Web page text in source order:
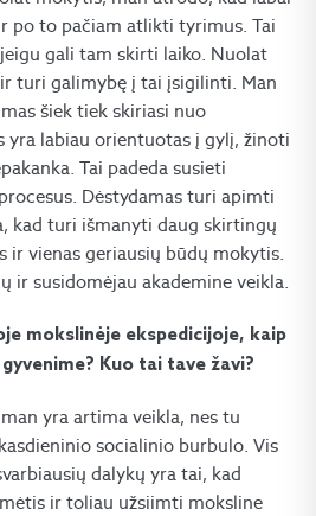
po to pačiam atlikti tyrimus. Tai
gali tam skirti laiko. Nuolat
turi galimybę į tai įsigilinti. Man
šiek tiek skiriasi nuo
yra labiau orientuotas į gylį, žinoti
Tai padeda susieti
Dėstydamas turi apimti
kad turi išmanyti daug skirtingų
ir vienas geriausių būdų mokytis.
ir susidomėjau akademine veikla.
mokslinėje ekspedicijoje, kaip
Kuo tai tave žavi?
yra artima veikla, nes tu
socialinio burbulo. Vis
dalykų yra tai, kad
ir toliau užsiimti moksline